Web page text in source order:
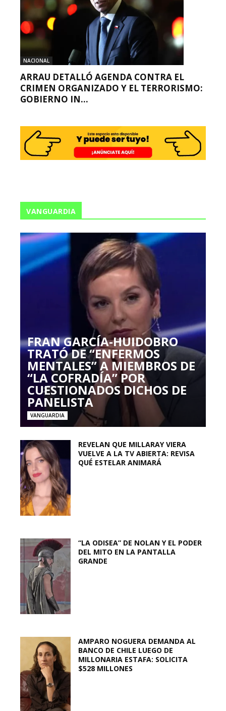
NACIONAL
ARRAU DETALLÓ AGENDA CONTRA EL
CRIMEN ORGANIZADO Y EL TERRORISMO:
GOBIERNO IN...
VANGUARDIA
FRAN GARCÍA-HUIDOBRO
TRATÓ DE “ENFERMOS
MENTALES” A MIEMBROS DE
“LA COFRADÍA” POR
CUESTIONADOS DICHOS DE
PANELISTA
VANGUARDIA
REVELAN QUE MILLARAY VIERA
VUELVE A LA TV ABIERTA: REVISA
QUÉ ESTELAR ANIMARÁ
“LA ODISEA” DE NOLAN Y EL PODER
DEL MITO EN LA PANTALLA
GRANDE
AMPARO NOGUERA DEMANDA AL
BANCO DE CHILE LUEGO DE
MILLONARIA ESTAFA: SOLICITA
$528 MILLONES